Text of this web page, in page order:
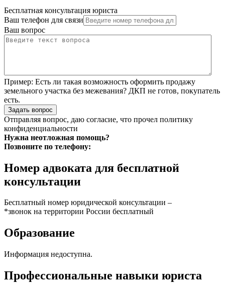
Бесплатная консультация юриста
Ваш телефон для связи
Ваш вопрос
Пример: Есть ли такая возможность оформить продажу
земельного участка без межевания? ДКП не готов, покупатель
есть.
Задать вопрос
Отправляя вопрос, даю согласие, что прочел политику
конфиденциальности
Нужна неотложная помощь?
Позвоните по телефону:
Номер адвоката для бесплатной
консультации
Бесплатный номер юридической консультации –
*звонок на территории России бесплатный
Образование
Информация недоступна.
Профессиональные навыки юриста